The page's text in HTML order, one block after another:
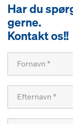
Har du
gerne.
Kontakt os!!